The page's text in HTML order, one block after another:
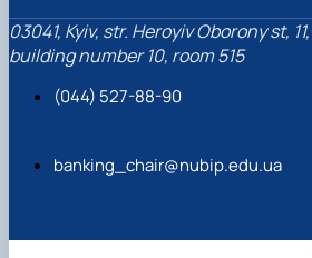
03041, Kyiv, str. Heroyiv Oborony st, 11,
building number 10, room 515
(044) 527-88-90
banking_chair@nubip.edu.ua